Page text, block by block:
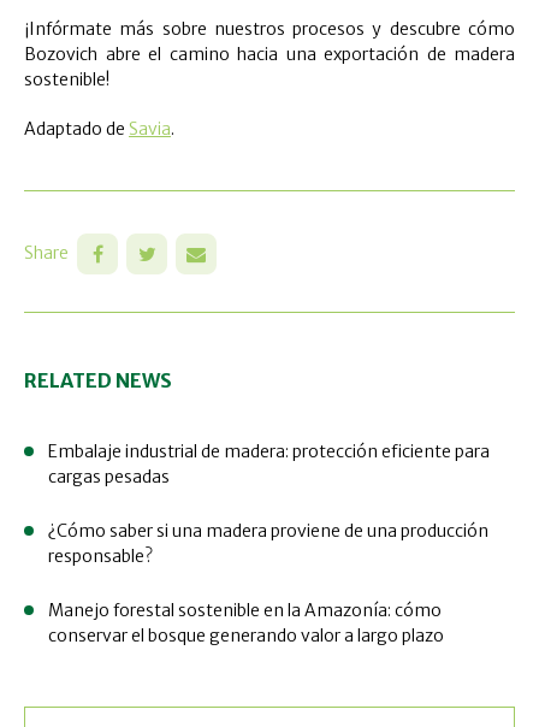
¡Infórmate más sobre nuestros procesos y descubre cómo
Bozovich abre el camino hacia una exportación de madera
sostenible!
Adaptado de Savia.
Share
RELATED NEWS
Embalaje industrial de madera: protección eficiente para
cargas pesadas
¿Cómo saber si una madera proviene de una producción
responsable?
Manejo forestal sostenible en la Amazonía: cómo
conservar el bosque generando valor a largo plazo